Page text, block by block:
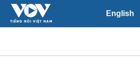
English